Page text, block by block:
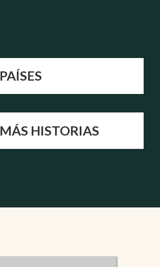
PAÍSES
MÁS HISTORIAS